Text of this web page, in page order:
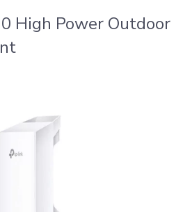
High Power Outdoor